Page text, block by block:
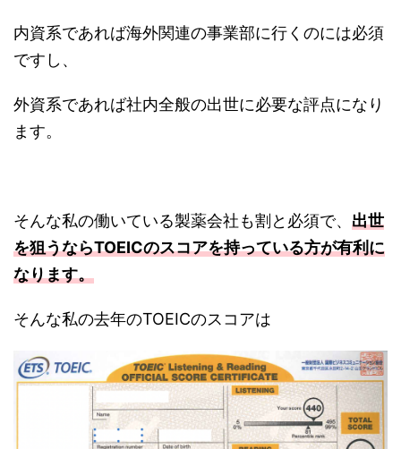
内資系であれば海外関連の事業部に行くのには必須
ですし、
外資系であれば社内全般の出世に必要な評点になり
ます。
そんな私の働いている製薬会社も割と必須で、 出世
を狙うならTOEICのスコアを持っている方が有利に
なります。
そんな私の去年のTOEICのスコアは